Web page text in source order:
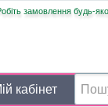
замовлення будь-
кабінет